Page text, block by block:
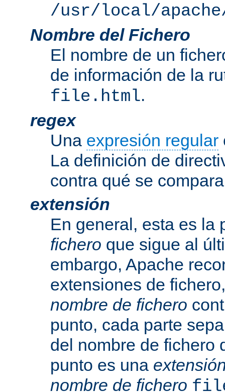
/usr/local/
Nombre del Fichero
El nombre de un
de información de la
file.html.
regex
Una expresión regular
La definición de
contra qué se
extensión
En general, esta es la
fichero que sigue al
embargo, Apache
extensiones de
nombre de fichero
punto, cada parte
del nombre de fichero
punto es una
nombre de fichero